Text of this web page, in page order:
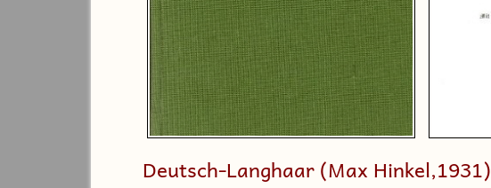
Deutsch-Langhaar (Max Hinkel,1931)